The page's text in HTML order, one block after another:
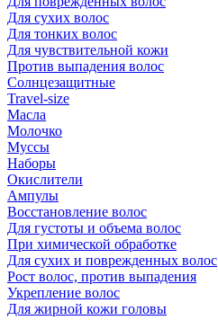
Для сухих волос
Для тонких волос
Для чувствительной кожи
Против выпадения волос
Солнцезащитные
Travel-size
Масла
Молочко
Муссы
Наборы
Окислители
Ампулы
Восстановление волос
Для густоты и объема волос
При химической обработке
Для сухих и поврежденных волос
Рост волос, против выпадения
Укрепление волос
Для жирной кожи головы